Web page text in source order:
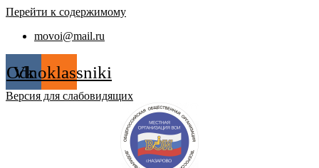
Перейти к содержимому
movoi@mail.ru
Vk
Odnoklassniki
Версия для слабовидящих